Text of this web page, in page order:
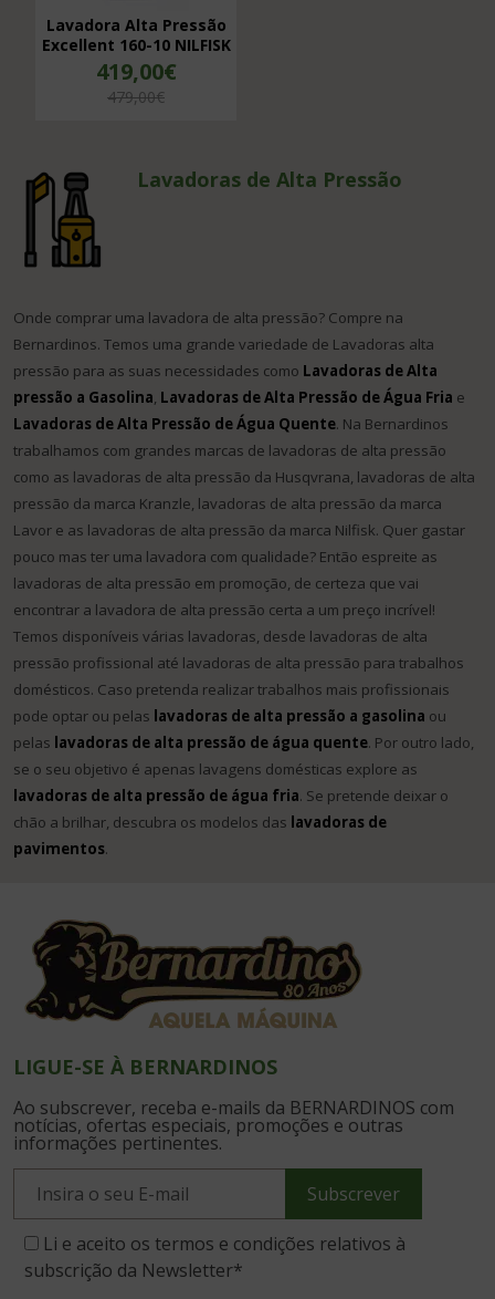
Lavadora Alta Pressão
Excellent 160-10 NILFISK
419,00€
479,00€
Lavadoras de Alta Pressão
Onde comprar uma lavadora de alta pressão? Compre na
Bernardinos. Temos uma grande variedade de Lavadoras alta
pressão para as suas necessidades como Lavadoras de Alta
pressão a Gasolina, Lavadoras de Alta Pressão de Água Fria e
Lavadoras de Alta Pressão de Água Quente. Na Bernardinos
trabalhamos com grandes marcas de lavadoras de alta pressão
como as lavadoras de alta pressão da Husqvrana, lavadoras de alta
pressão da marca Kranzle, lavadoras de alta pressão da marca
Lavor e as lavadoras de alta pressão da marca Nilfisk. Quer gastar
pouco mas ter uma lavadora com qualidade? Então espreite as
lavadoras de alta pressão em promoção, de certeza que vai
encontrar a lavadora de alta pressão certa a um preço incrível!
Temos disponíveis várias lavadoras, desde lavadoras de alta
pressão profissional até lavadoras de alta pressão para trabalhos
domésticos. Caso pretenda realizar trabalhos mais profissionais
pode optar ou pelas lavadoras de alta pressão a gasolina ou
pelas lavadoras de alta pressão de água quente. Por outro lado,
se o seu objetivo é apenas lavagens domésticas explore as
lavadoras de alta pressão de água fria. Se pretende deixar o
chão a brilhar, descubra os modelos das lavadoras de
pavimentos.
LIGUE-SE À BERNARDINOS
Ao subscrever, receba e-mails da BERNARDINOS com
notícias, ofertas especiais, promoções e outras
informações pertinentes.
Subscrever
Li e aceito os termos e condições relativos à
subscrição da Newsletter*